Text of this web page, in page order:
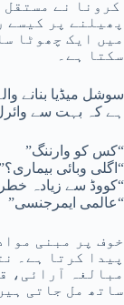
کرونا نے
پھیلنے پر کیسے
میں ایک چھوٹا
سکتا ہے۔
سوشل میڈیا بنانے
ہے کہ بہت سے
“کس کو وارننگ”
“اگلی وبائی
“کووڈ سے زیادہ
“عالمی ایمرجنسی”
خوف پر مبنی
پیدا کرتا ہے۔
مبالغہ آرائی،
ساتھ مل جاتی